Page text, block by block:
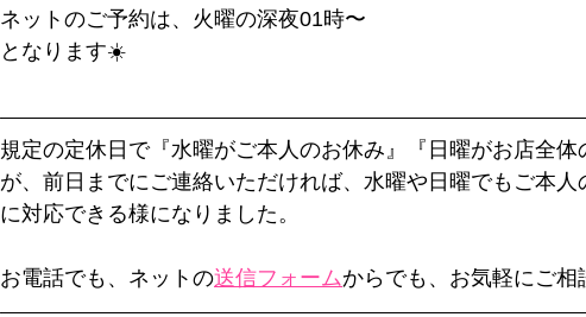
ネットのご予約は、火曜の深夜01時〜
となります☀️
規定の定休日で『水曜がご本人のお休み』『日曜がお店全
が、前日までにご連絡いただければ、水曜や日曜でもご本
に対応できる様になりました。
お電話でも、ネットの送信フォームからでも、お気軽にご相